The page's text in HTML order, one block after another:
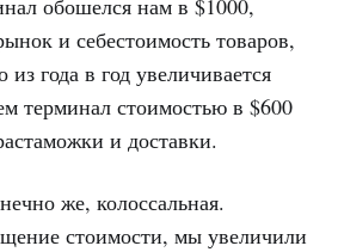
обошелся нам в $1000,
и себестоимость товаров,
из года в год увеличивается
терминал стоимостью в $600
и доставки.
же, колоссальная.
стоимости, мы увеличили